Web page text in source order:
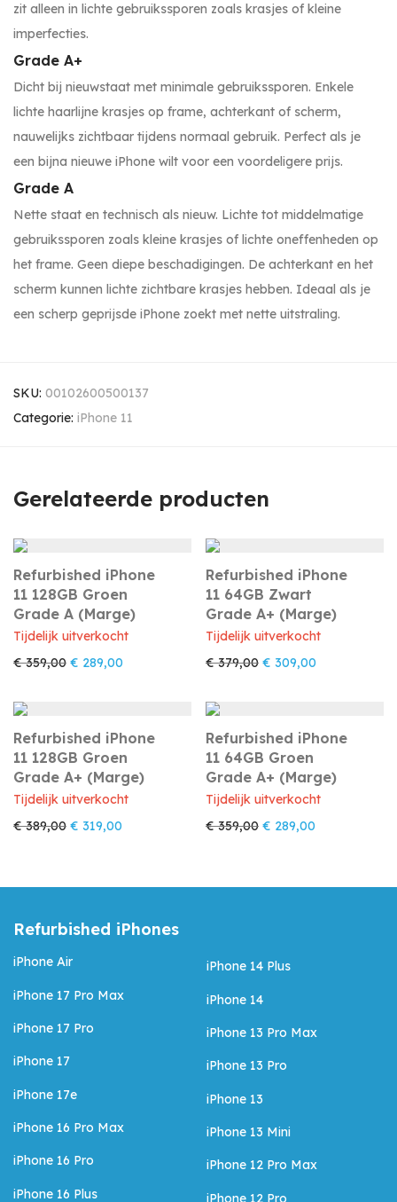
zit alleen in lichte gebruikssporen zoals krasjes of kleine
imperfecties.
Grade A+
Dicht bij nieuwstaat met minimale gebruikssporen. Enkele
lichte haarlijne krasjes op frame, achterkant of scherm,
nauwelijks zichtbaar tijdens normaal gebruik. Perfect als je
een bijna nieuwe iPhone wilt voor een voordeligere prijs.
Grade A
Nette staat en technisch als nieuw. Lichte tot middelmatige
gebruikssporen zoals kleine krasjes of lichte oneffenheden op
het frame. Geen diepe beschadigingen. De achterkant en het
scherm kunnen lichte zichtbare krasjes hebben. Ideaal als je
een scherp geprijsde iPhone zoekt met nette uitstraling.
SKU: 00102600500137
Categorie: iPhone 11
Gerelateerde producten
Refurbished iPhone
11 128GB Groen
Grade A (Marge)
Tijdelijk uitverkocht
€359,00 Oorspronkelijke prijs was: € 359,00.
€ 289,00 Huidige prijs is: € 289,00.
Refurbished iPhone
11 64GB Zwart
Grade A+ (Marge)
Tijdelijk uitverkocht
€379,00 Oorspronkelijke prijs
€ 309,00
Refurbished iPhone
11 128GB Groen
Grade A+ (Marge)
Tijdelijk uitverkocht
€389,00 Oorspronkelijke prijs was: € 389,00.
€ 319,00 Huidige prijs is: € 319,00.
Refurbished iPhone
11 64GB Groen
Grade A+ (Marge)
Tijdelijk uitverkocht
€359,00 Oorspronkelijke prijs
€ 289,00
Refurbished iPhones
iPhone Air
iPhone 17 Pro Max
iPhone 17 Pro
iPhone 17
iPhone 17e
iPhone 16 Pro Max
iPhone 16 Pro
iPhone 16 Plus
iPhone 14 Plus
iPhone 14
iPhone 13 Pro Max
iPhone 13 Pro
iPhone 13
iPhone 13 Mini
iPhone 12 Pro Max
iPhone 12 Pro